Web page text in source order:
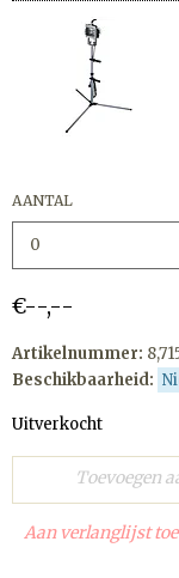
AANTAL
€--,--
Artikelnummer:
Beschikbaarheid:
Uitverkocht
Aan verlanglijst